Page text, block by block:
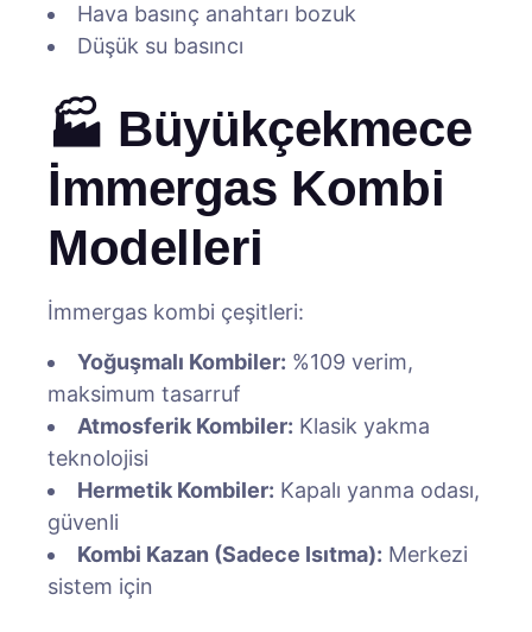
Hava basınç anahtarı bozuk
Düşük su basıncı
🏭 Büyükçekmece
İmmergas Kombi
Modelleri
İmmergas kombi çeşitleri:
Yoğuşmalı Kombiler: %109 verim,
maksimum tasarruf
Atmosferik Kombiler: Klasik yakma
teknolojisi
Hermetik Kombiler: Kapalı yanma odası,
güvenli
Kombi Kazan (Sadece Isıtma): Merkezi
sistem için